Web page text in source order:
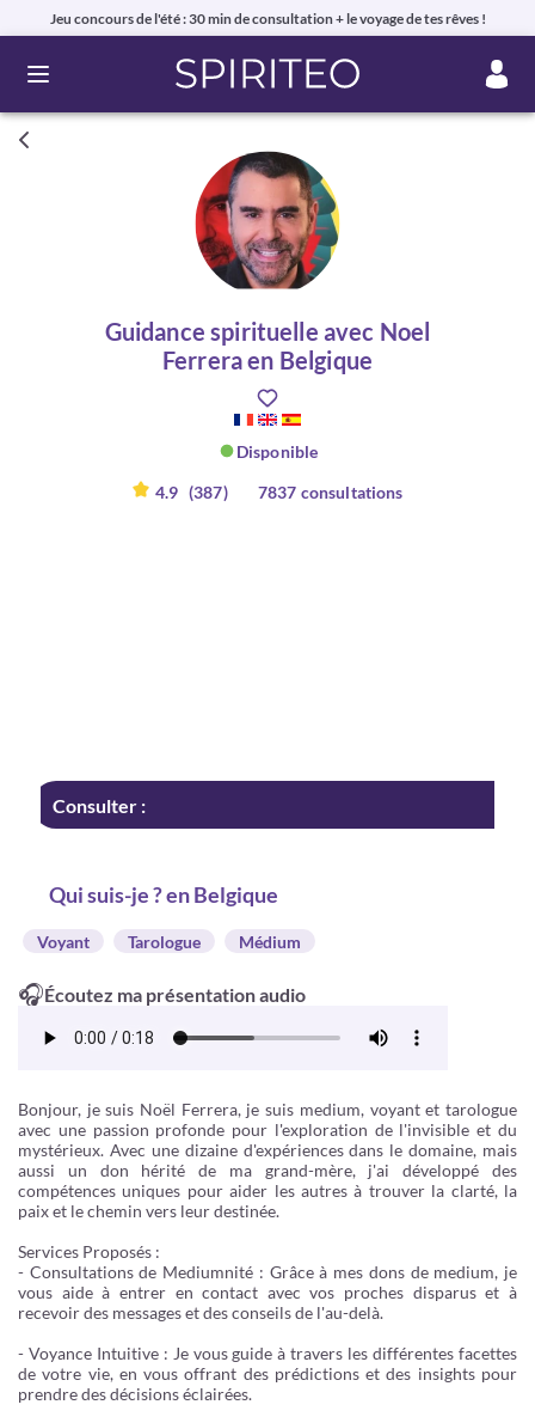
Jeu concours de l'été : 30 min de consultation + le voyage de tes rêves !
Ouvrir le menu
Guidance spirituelle avec Noel
Ferrera en Belgique
Disponible
4.9 (387) 7837 consultations
Consulter :
Qui suis-je ? en Belgique
Voyant Tarologue Médium
🎧Écoutez ma présentation audio
Bonjour, je suis Noël Ferrera, je suis medium, voyant et tarologue
avec une passion profonde pour l'exploration de l'invisible et du
mystérieux. Avec une dizaine d'expériences dans le domaine, mais
aussi un don hérité de ma grand-mère, j'ai développé des
compétences uniques pour aider les autres à trouver la clarté, la
paix et le chemin vers leur destinée.
Services Proposés :
- Consultations de Mediumnité : Grâce à mes dons de medium, je
vous aide à entrer en contact avec vos proches disparus et à
recevoir des messages et des conseils de l'au-delà.
- Voyance Intuitive : Je vous guide à travers les différentes facettes
de votre vie, en vous offrant des prédictions et des insights pour
prendre des décisions éclairées.